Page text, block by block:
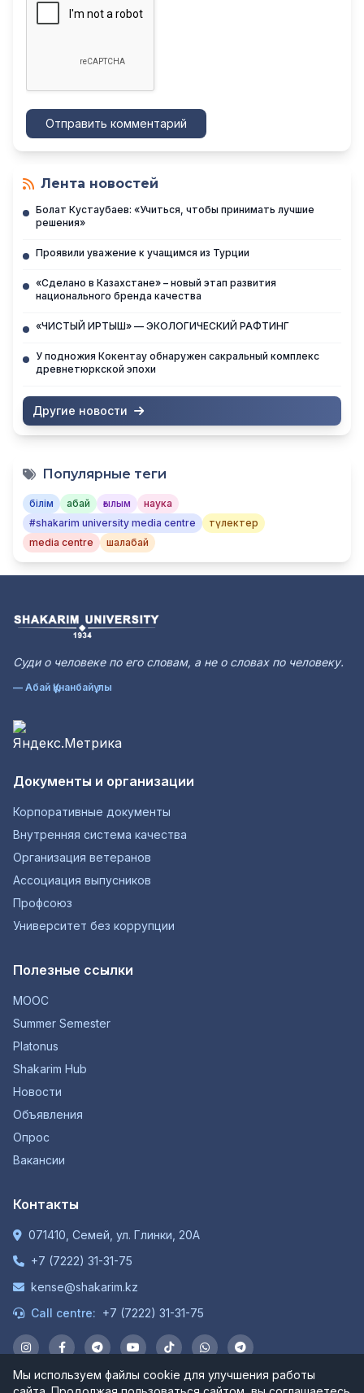
Отправить комментарий
Лента новостей
Болат Кустаубаев: «Учиться, чтобы принимать лучшие
решения»
Проявили уважение к учащимся из Турции
«Сделано в Казахстане» – новый этап развития
национального бренда качества
«ЧИСТЫЙ ИРТЫШ» — ЭКОЛОГИЧЕСКИЙ РАФТИНГ
У подножия Кокентау обнаружен сакральный комплекс
древнетюркской эпохи
Другие новости
Популярные теги
білім абай ғылым
наука
#shakarim university media centre
түлектер
media centre
шалабай
Суди о человеке по его словам, а не о словах по человеку.
— Абай Құнанбайұлы
Документы и организации
Корпоративные документы
Внутренняя система качества
Организация ветеранов
Ассоциация выпусников
Профсоюз
Университет без коррупции
Полезные ссылки
MOOC
Summer Semester
Platonus
Shakarim Hub
Новости
Объявления
Опрос
Вакансии
Контакты
071410, Семей, ул. Глинки, 20А
+7 (7222) 31-31-75
kense@shakarim.kz
Call centre: +7 (7222) 31-31-75
Мы используем файлы cookie для улучшения работы